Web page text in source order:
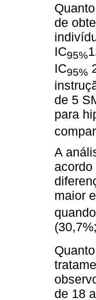
de
IC95%
IC95%
de 5
para
A
maior
de 18